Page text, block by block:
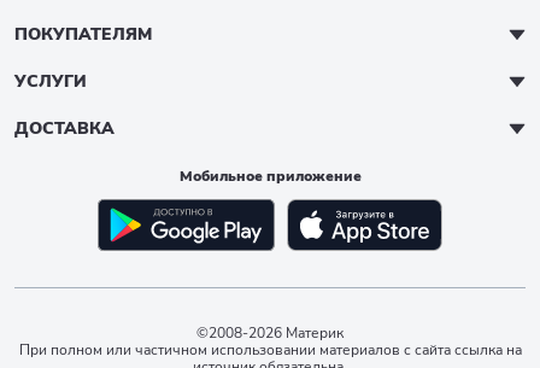
ПОКУПАТЕЛЯМ
УСЛУГИ
ДОСТАВКА
Мобильное приложение
©2008-2026 Материк
При полном или частичном использовании материалов с сайта ссылка на